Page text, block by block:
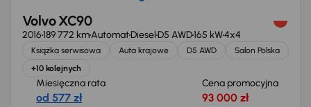
Volvo XC90
2016189 772 kmAutomatDiesel D5 AWD165 kW4x4
Książka serwisowa Auta krajowe D5 AWD
Salon Polska
+10 kolejnych
Miesięczna rata
od 577 zł
Cena promocyjna
93 000 zł